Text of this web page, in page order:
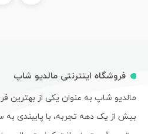
فروشگاه اینترنتی مالدیو شاپ
مالدیو شاپ به عنوان یکی از بهترین
بیش از یک دهه تجربه، با پایبندی